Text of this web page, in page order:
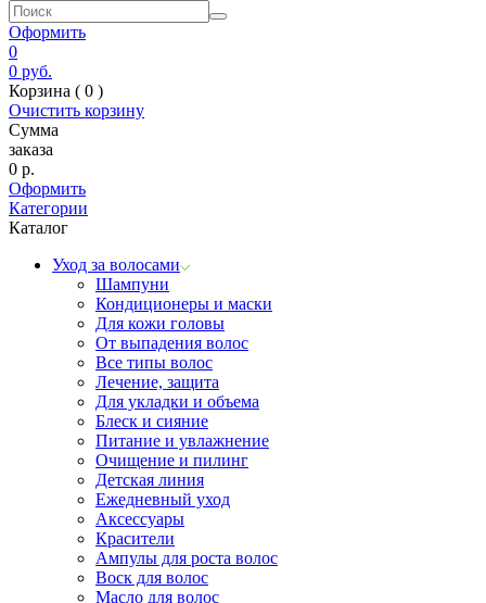
Оформить
0
0 руб.
Корзина ( 0 )
Очистить корзину
Сумма
заказа
0 р.
Оформить
Категории
Каталог
Уход за волосами
Шампуни
Кондиционеры и маски
Для кожи головы
От выпадения волос
Все типы волос
Лечение, защита
Для укладки и объема
Блеск и сияние
Питание и увлажнение
Очищение и пилинг
Детская линия
Ежедневный уход
Аксессуары
Красители
Ампулы для роста волос
Воск для волос
Масло для волос